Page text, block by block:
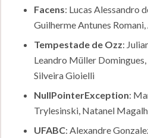
Facens: Lucas Alessandro
Guilherme Antunes
Tempestade de Ozz:
Leandro Müller Domingues,
Silveira Gioielli
NullPointerException:
Trylesinski, Natanel
UFABC: Alexandre